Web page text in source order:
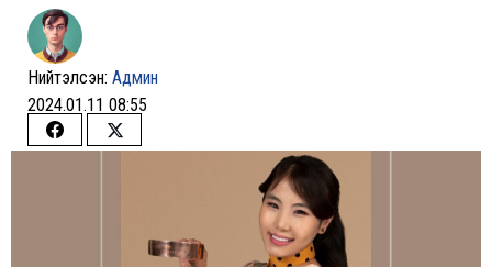
Нийтэлсэн: Админ
2024.01.11 08:55
Share
Share